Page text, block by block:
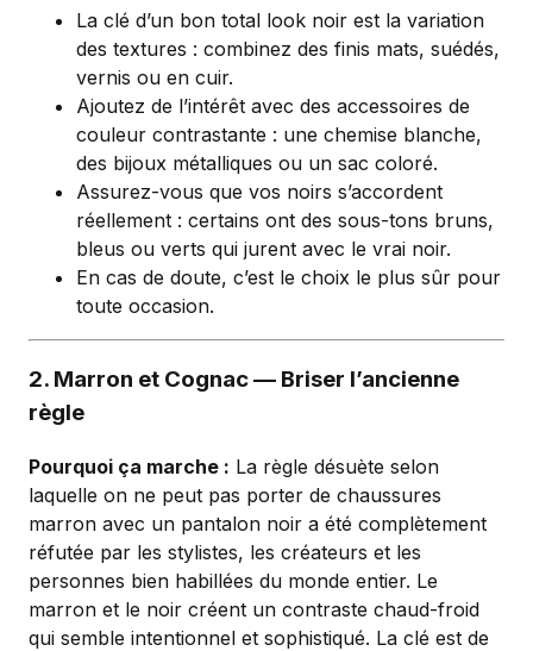
La clé d’un bon total look noir est la variation
des textures : combinez des finis mats, suédés,
vernis ou en cuir.
Ajoutez de l’intérêt avec des accessoires de
couleur contrastante : une chemise blanche,
des bijoux métalliques ou un sac coloré.
Assurez-vous que vos noirs s’accordent
réellement : certains ont des sous-tons bruns,
bleus ou verts qui jurent avec le vrai noir.
En cas de doute, c’est le choix le plus sûr pour
toute occasion.
2. Marron et Cognac — Briser l’ancienne
règle
Pourquoi ça marche : La règle désuète selon
laquelle on ne peut pas porter de chaussures
marron avec un pantalon noir a été complètement
réfutée par les stylistes, les créateurs et les
personnes bien habillées du monde entier. Le
marron et le noir créent un contraste chaud-froid
qui semble intentionnel et sophistiqué. La clé est de